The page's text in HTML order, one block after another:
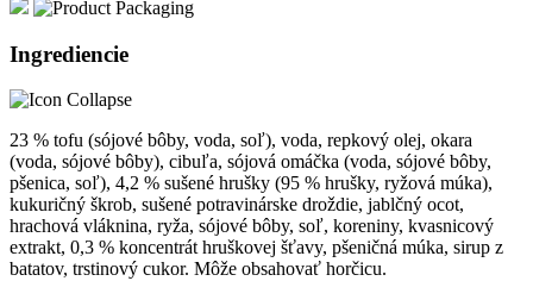
Ingrediencie
23 % tofu (sójové bôby, voda, soľ), voda, repkový olej, okara
(voda, sójové bôby), cibuľa, sójová omáčka (voda, sójové bôby,
pšenica, soľ), 4,2 % sušené hrušky (95 % hrušky, ryžová múka),
kukuričný škrob, sušené potravinárske droždie, jablčný ocot,
hrachová vláknina, ryža, sójové bôby, soľ, koreniny, kvasnicový
extrakt, 0,3 % koncentrát hruškovej šťavy, pšeničná múka, sirup z
batatov, trstinový cukor. Môže obsahovať horčicu.